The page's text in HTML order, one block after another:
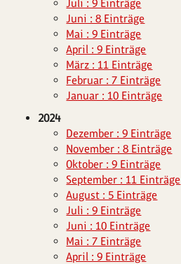
Juli : 9 Einträge
Juni : 8 Einträge
Mai : 9 Einträge
April : 9 Einträge
März : 11 Einträge
Februar : 7 Einträge
Januar : 10 Einträge
2024
Dezember : 9 Einträge
November : 8 Einträge
Oktober : 9 Einträge
September : 11 Einträge
August : 5 Einträge
Juli : 9 Einträge
Juni : 10 Einträge
Mai : 7 Einträge
April : 9 Einträge